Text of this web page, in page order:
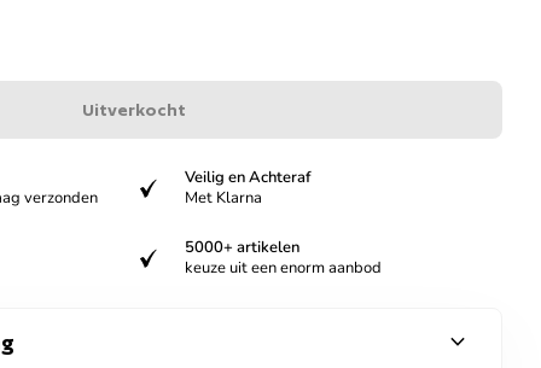
Uitverkocht
verzonden
verified
Veilig en Achteraf
Met Klarna
verified
5000+ artikelen
keuze uit een enorm aanbod
expand_more